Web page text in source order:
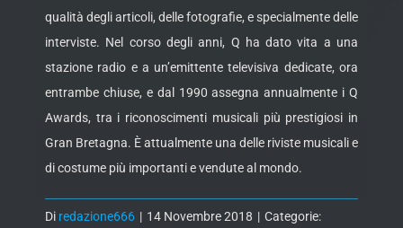
qualità degli articoli, delle fotografie, e specialmente delle
interviste. Nel corso degli anni, Q ha dato vita a una
stazione radio e a un’emittente televisiva dedicate, ora
entrambe chiuse, e dal 1990 assegna annualmente i Q
Awards, tra i riconoscimenti musicali più prestigiosi in
Gran Bretagna. È attualmente una delle riviste musicali e
di costume più importanti e vendute al mondo.
Di redazione666 | 14 Novembre 2018 | Categorie: